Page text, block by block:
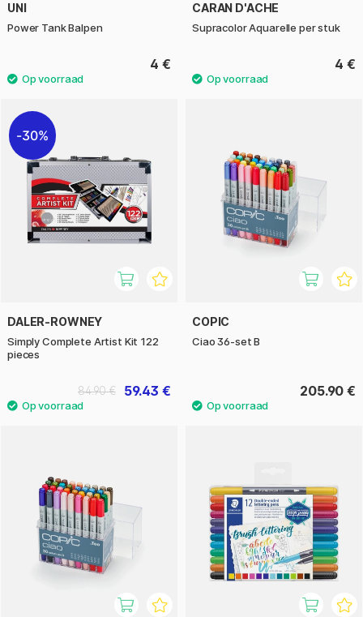
UNI
Power Tank Balpen
4 €
CARAN D'ACHE
Supracolor Aquarelle per stuk
4 €
30%
DALER-ROWNEY
Simply Complete Artist Kit 122
pieces
59.43 €
84.90 €
COPIC
Ciao 36-set B
205.90 €